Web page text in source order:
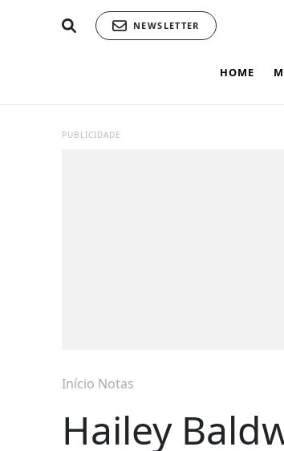
NEWSLETTER
HOME
PUBLICIDADE
Início Notas
Hailey